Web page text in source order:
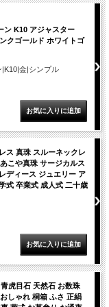
ン K10 アジャスター
クゴールド ホワイトゴ
金|シンプル
ス 真珠 スルーネックレ
こや真珠 サージカルス
ディース ジュエリー ア
式 卒業式 成人式 二十歳
虎目石 天然石 お数珠
しゃれ 桐箱 ふさ 正絹